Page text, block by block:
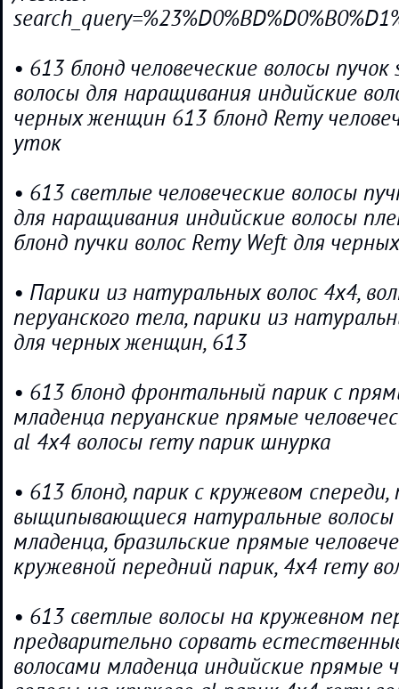
• 613 блонд человеческие волосы
волосы для наращивания индийские
черных женщин 613 блонд Remy
уток
• 613 светлые человеческие волосы
для наращивания индийские волосы
блонд пучки волос Remy Weft для
• Парики из натуральных волос 4x4,
перуанского тела, парики из
для черных женщин, 613
• 613 блонд фронтальный парик с
младенца перуанские прямые
al 4x4 волосы remy парик шнурка
• 613 блонд, парик с кружевом
выщипывающиеся натуральные волосы
младенца, бразильские прямые
кружевной передний парик, 4x4 remy
• 613 светлые волосы на кружевном
предварительно сорвать
волосами младенца индийские прямые